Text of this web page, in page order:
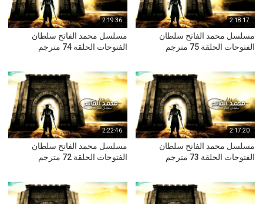
2:18:17
مسلسل محمد الفاتح سلطان
الفتوحات الحلقة 75 مترجم
2:19:36
مسلسل محمد الفاتح سلطان
الفتوحات الحلقة 74 مترجم
2:17:20
مسلسل محمد الفاتح سلطان
الفتوحات الحلقة 73 مترجم
2:22:46
مسلسل محمد الفاتح سلطان
الفتوحات الحلقة 72 مترجم